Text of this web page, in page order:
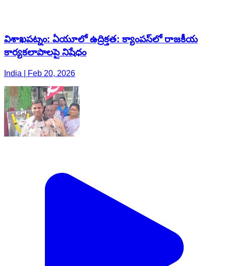
విశాఖపట్నం: ఏయూలో ఉద్రిక్తత: క్యాంపస్‌లో రాజకీయ
కార్యకలాపాలపై నిషేధం
India | Feb 20, 2026